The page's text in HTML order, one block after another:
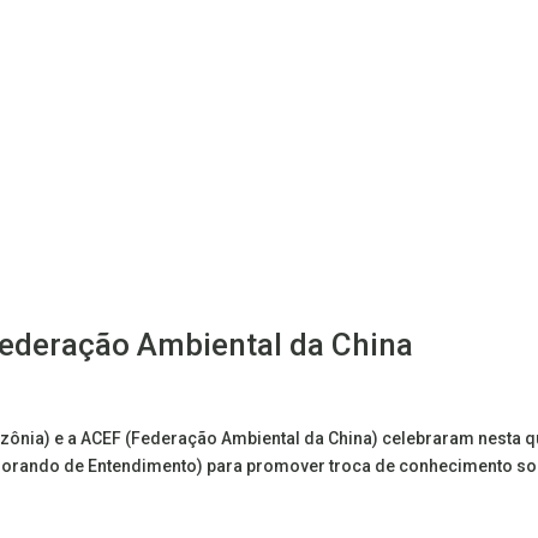
Ambiental da China
e a ACEF (Federação Ambiental da China) celebraram nesta
de Entendimento) para promover troca de conhecimento